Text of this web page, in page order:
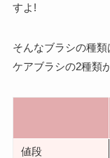
すよ!
そんなブラシの種
ケアブラシの2種類
値段